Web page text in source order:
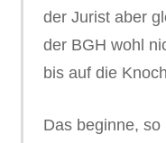
der Jurist aber
der BGH wohl
bis auf die
Das beginne,